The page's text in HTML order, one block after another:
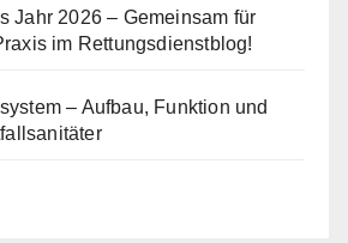
Jahr 2026 – Gemeinsam für
im Rettungsdienstblog!
– Aufbau, Funktion und